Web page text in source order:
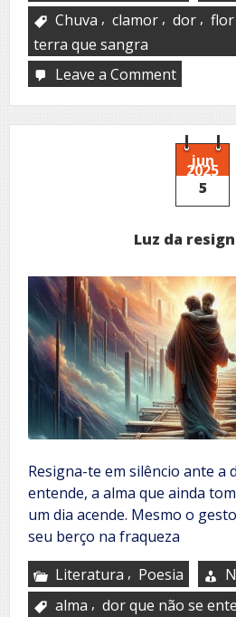
Chuva , clamor , dor , flor
terra que sangra
Leave a Commenton
deste
povo
na
guerra
jun
2025
5
Luz da
Resigna-te em silêncio ante a
entende, a alma que ainda
um dia acende. Mesmo o
seu berço na fraqueza
Literatura , Poesia
alma , dor que não se